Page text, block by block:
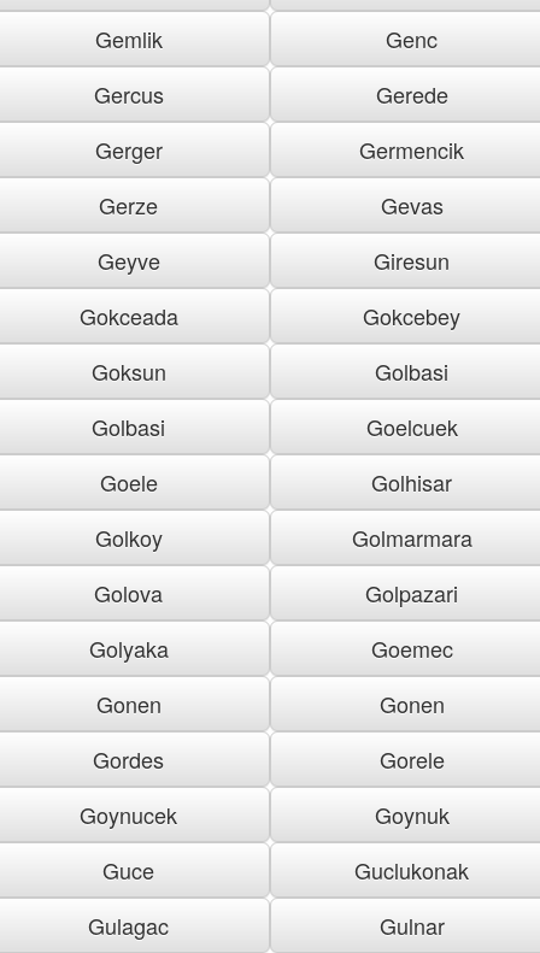
Gemlik
Genc
Gercus
Gerede
Gerger
Germencik
Gerze
Gevas
Geyve
Giresun
Gokceada
Gokcebey
Goksun
Golbasi
Golbasi
Goelcuek
Goele
Golhisar
Golkoy
Golmarmara
Golova
Golpazari
Golyaka
Goemec
Gonen
Gonen
Gordes
Gorele
Goynucek
Goynuk
Guce
Guclukonak
Gulagac
Gulnar